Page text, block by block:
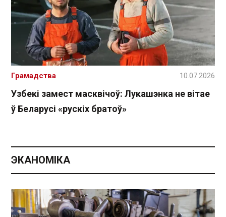
Узбекі замест масквічоў: Лукашэнка не вітае
ў Беларусі «рускіх братоў»
Грамадства 10.07.2026
ЭКАНОМІКА